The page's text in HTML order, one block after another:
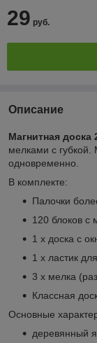
29 руб.
Описание
Магнитная доска
мелками с губкой.
одновременно.
В комплекте:
Палочки
120 блоков с
1 х доска с
1 х ластик
3 х мелка
Классная
Основные
деревянный